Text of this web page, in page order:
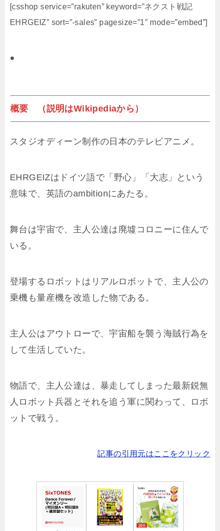
[csshop service=”rakuten” keyword=”ネクスト戦記
EHRGEIZ” sort=”-sales” pagesize=”1″ mode=”embed”]
●
概要 （説明はWikipediaから）
スタジオディーン制作の日本のテレビアニメ。
EHRGEIZはドイツ語で「野心」「大志」という
意味で、英語のambitionにあたる。
舞台は宇宙で、主人公達は廃墟コロニーに住んで
いる。
登場するロボットはリアルロボットで、主人公の
乗機も量産機を改造した物である。
主人公はアウトローで、宇宙船を襲う海賊行為を
して生活していた。
物語で、主人公達は、暴走してしまった最新鋭無
人ロボット兵器とそれを追う軍に関わって、ロボ
ットで戦う。
記事の引用元はここをクリック